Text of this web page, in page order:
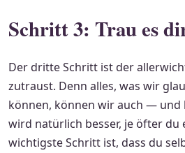
Schritt 3: Trau es
Der dritte Schritt ist der
zutraust. Denn alles, was wir
können, können wir auch — und
wird natürlich besser, je öfter du
wichtigste Schritt ist, dass du